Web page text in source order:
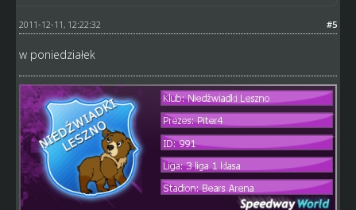
#5
2011-12-11, 12:22:32
w poniedziałek